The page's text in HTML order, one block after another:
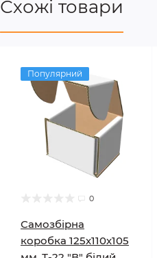
Схожі товари
Популярний
0
Самозбірна
коробка 125х110х105